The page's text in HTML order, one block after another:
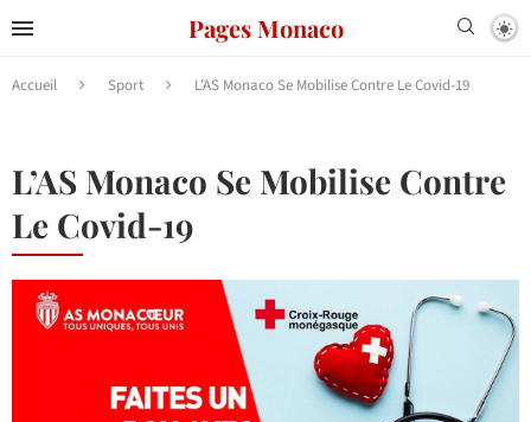
Pages Monaco
Accueil Sport L’AS Monaco Se Mobilise Contre Le Covid-19
L’AS Monaco Se Mobilise Contre
Le Covid-19